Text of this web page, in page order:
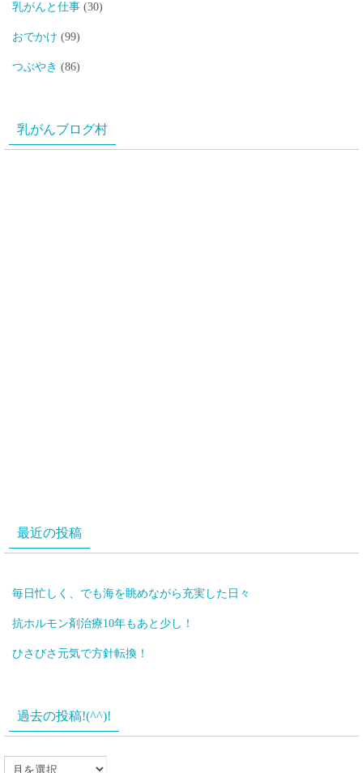
乳がんと仕事 (30)
おでかけ (99)
つぶやき (86)
乳がんブログ村
最近の投稿
毎日忙しく、でも海を眺めながら充実した日々
抗ホルモン剤治療10年もあと少し！
ひさびさ元気で方針転換！
過去の投稿!(^^)!